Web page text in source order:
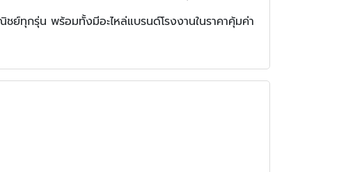
ทุกรุ่น พร้อมทั้งมีอะไหล่แบรนด์โรงงานในราคาคุ้มค่า